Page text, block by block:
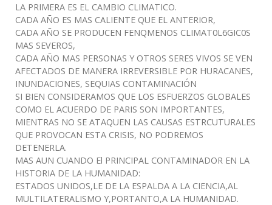
LA PRIMERA ES EL CAMBIO CLIMATICO.
CADA AÑO ES MAS CALIENTE QUE EL ANTERIOR,
CADA AÑO SE PRODUCEN FENQMENOS CLIMAT0L6GIC0S
MAS SEVEROS,
CADA AÑO MAS PERSONAS Y OTROS SERES VIVOS SE VEN
AFECTADOS DE MANERA IRREVERSIBLE POR HURACANES,
INUNDACIONES, SEQUIAS CONTAMINACIÓN
SI BIEN CONSIDERAMOS QUE LOS ESFUERZOS GLOBALES
COMO EL ACUERDO DE PARIS SON IMPORTANTES,
MIENTRAS NO SE ATAQUEN LAS CAUSAS ESTRCUTURALES
QUE PROVOCAN ESTA CRISIS, NO PODREMOS
DETENERLA.
MAS AUN CUANDO El PRINCIPAL CONTAMINADOR EN LA
HISTORIA DE LA HUMANIDAD:
ESTADOS UNIDOS,LE DE LA ESPALDA A LA CIENCIA,AL
MULTILATERALISMO Y,PORTANTO,A LA HUMANIDAD.